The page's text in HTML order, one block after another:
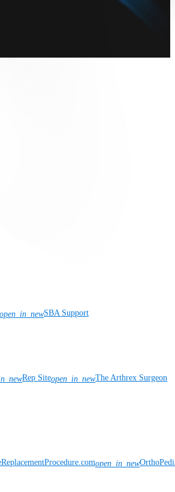
open_in_newSBA Support
Rep Siteopen_in_newThe Arthrex Surgeon
open_in_new